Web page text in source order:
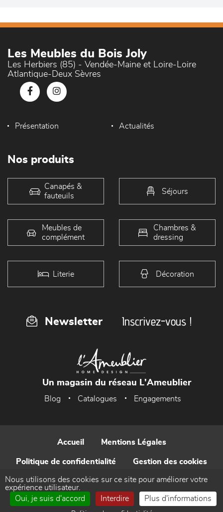
Les Meubles du Bois Joly
Les Herbiers (85) - Vendée-Maine et Loire-Loire
Atlantique-Deux Sèvres
Présentation Actualités
Nos produits
Canapés &
fauteuils
Séjours
Meubles de
complément
Chambres &
dressing
Literie Décoration
Newsletter Inscrivez-vous !
Un magasin du réseau L'Ameublier
Blog Catalogues Engagements
Accueil Mentions Légales
Politique de confidentialité Gestion des cookies
Contact
Nous utilisons des cookies sur ce site pour améliorer votre
expérience utilisateur.
Oui, je suis d'accord
Interdire Plus d'informations